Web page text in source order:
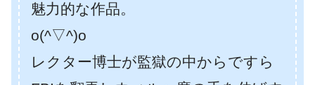
魅力的な作品。
o(^▽^)o
レクター博士が監獄の中からですら